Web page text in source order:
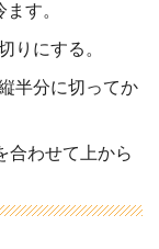
す。
りにする。
半分に切ってか
合わせて上から